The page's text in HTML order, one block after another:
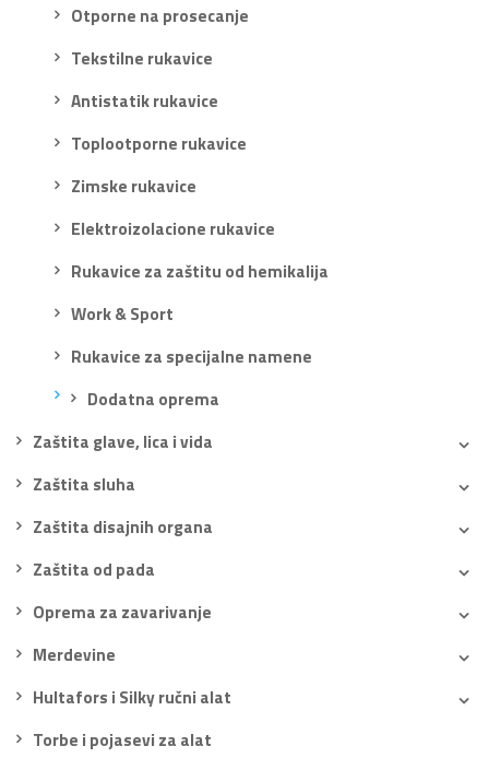
Otporne na prosecanje
Tekstilne rukavice
Antistatik rukavice
Toplootporne rukavice
Zimske rukavice
Elektroizolacione rukavice
Rukavice za zaštitu od hemikalija
Work & Sport
Rukavice za specijalne namene
Dodatna oprema
Zaštita glave, lica i vida
Zaštita sluha
Zaštita disajnih organa
Zaštita od pada
Oprema za zavarivanje
Merdevine
Hultafors i Silky ručni alat
Torbe i pojasevi za alat